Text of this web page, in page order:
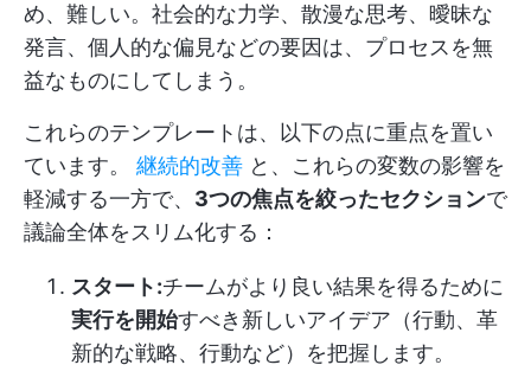
め、難しい。社会的な力学、散漫な思考、曖昧な
発言、個人的な偏見などの要因は、プロセスを無
益なものにしてしまう。
これらのテンプレートは、以下の点に重点を置い
ています。 継続的改善 と、これらの変数の影響を
軽減する一方で、 3つの焦点を絞ったセクションで
議論全体をスリム化する：
スタート:チームがより良い結果を得るために
実行を開始すべき新しいアイデア（行動、革
新的な戦略、行動など）を把握します。